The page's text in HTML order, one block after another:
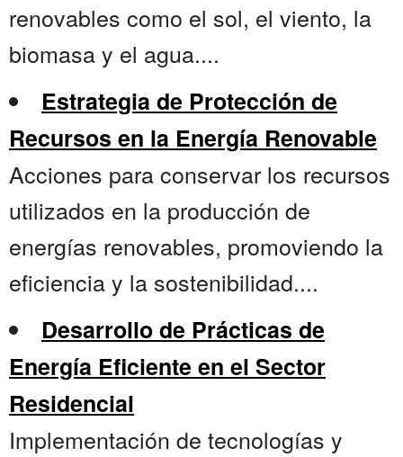
renovables como el sol, el viento, la
biomasa y el agua....
Estrategia de Protección de
Recursos en la Energía Renovable
Acciones para conservar los recursos
utilizados en la producción de
energías renovables, promoviendo la
eficiencia y la sostenibilidad....
Desarrollo de Prácticas de
Energía Eficiente en el Sector
Residencial
Implementación de tecnologías y